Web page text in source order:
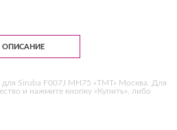
ОПИСАНИЕ
для Siruba F007J MH75 «ТМТ» Москва. Для
и нажмите кнопку «Купить», либо